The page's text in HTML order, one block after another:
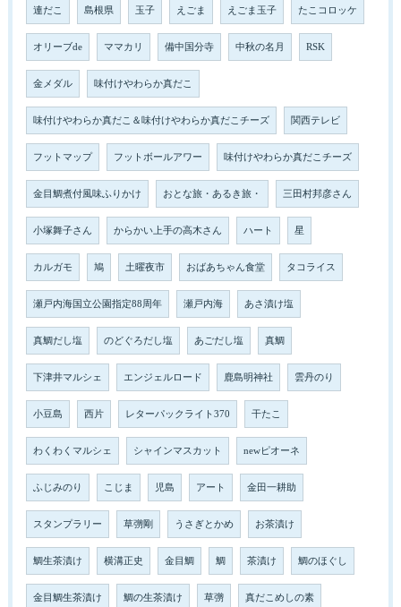
連だこ 島根県 玉子 えごま えごま玉子 たこコロッケ
オリーブde ママカリ 備中国分寺 中秋の名月 RSK
金メダル 味付けやわらか真だこ
味付けやわらか真だこ＆味付けやわらか真だこチーズ 関西テレビ
フットマップ フットボールアワー 味付けやわらか真だこチーズ
金目鯛煮付風味ふりかけ おとな旅・あるき旅・ 三田村邦彦さん
小塚舞子さん からかい上手の高木さん ハート 星
カルガモ 鳩 土曜夜市 おばあちゃん食堂 タコライス
瀬戸内海国立公園指定88周年 瀬戸内海 あさ漬け塩
真鯛だし塩 のどぐろだし塩 あごだし塩 真鯛
下津井マルシェ エンジェルロード 鹿島明神社 雲丹のり
小豆島 西片 レターパックライト370 干たこ
わくわくマルシェ シャインマスカット newピオーネ
ふじみのり こじま 児島 アート 金田一耕助
スタンプラリー 草彅剛 うさぎとかめ お茶漬け
鯛生茶漬け 横溝正史 金目鯛 鯛 茶漬け 鯛のほぐし
金目鯛生茶漬け 鯛の生茶漬け 草彅 真だこめしの素